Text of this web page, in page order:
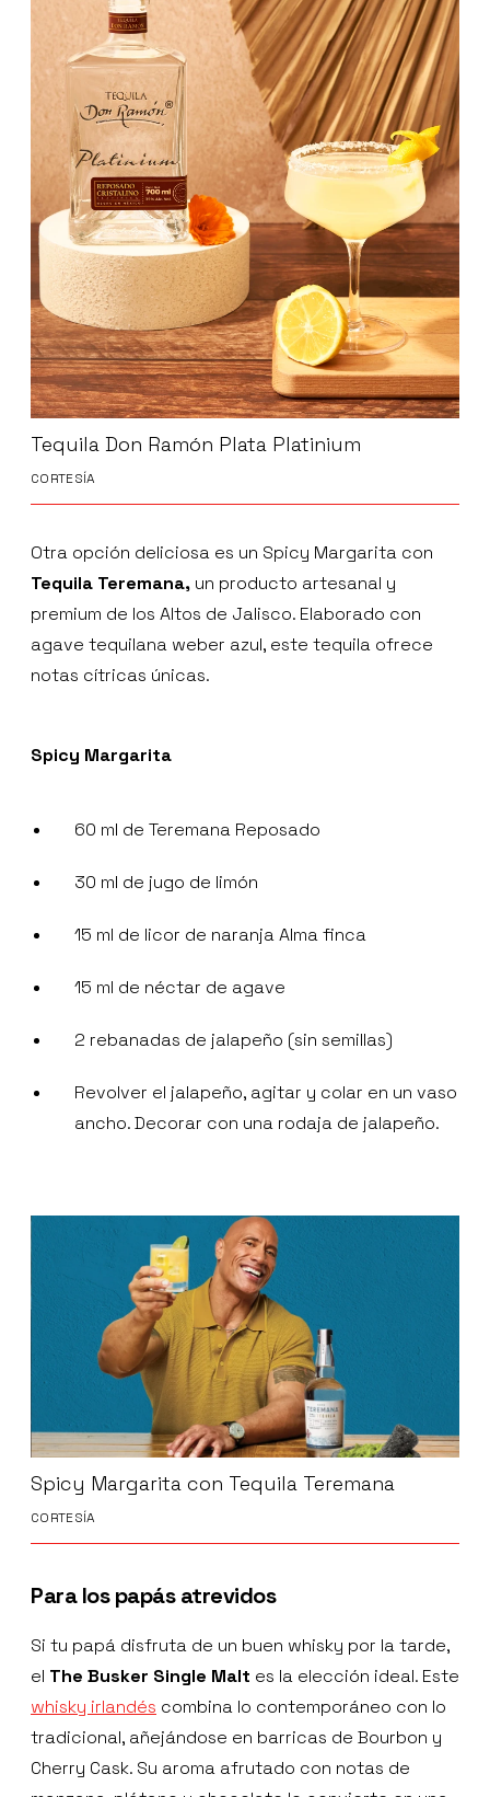
Tequila Don Ramón Plata Platinium
CORTESÍA
Otra opción deliciosa es un Spicy Margarita con
Tequila Teremana, un producto artesanal y
premium de los Altos de Jalisco. Elaborado con
agave tequilana weber azul, este tequila ofrece
notas cítricas únicas.
Spicy Margarita
60 ml de Teremana Reposado
30 ml de jugo de limón
15 ml de licor de naranja Alma finca
15 ml de néctar de agave
2 rebanadas de jalapeño (sin semillas)
Revolver el jalapeño, agitar y colar en un vaso
ancho. Decorar con una rodaja de jalapeño.
Spicy Margarita con Tequila Teremana
CORTESÍA
Para los papás atrevidos
Si tu papá disfruta de un buen whisky por la tarde,
el The Busker Single Malt es la elección ideal. Este
whisky irlandés combina lo contemporáneo con lo
tradicional, añejándose en barricas de Bourbon y
Cherry Cask. Su aroma afrutado con notas de